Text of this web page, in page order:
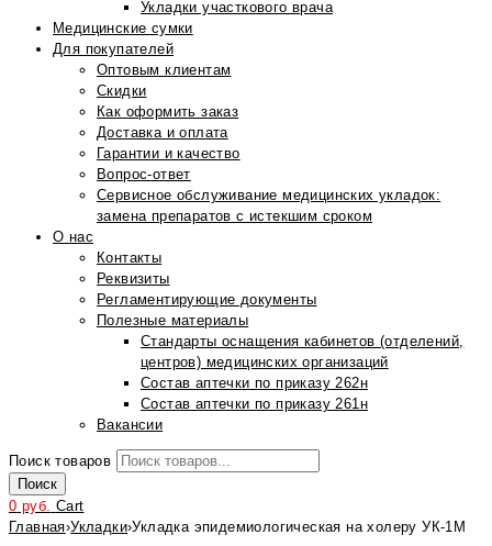
Укладки участкового врача
Медицинские сумки
Для покупателей
Оптовым клиентам
Скидки
Как оформить заказ
Доставка и оплата
Гарантии и качество
Вопрос-ответ
Сервисное обслуживание медицинских укладок:
замена препаратов с истекшим сроком
О нас
Контакты
Реквизиты
Регламентирующие документы
Полезные материалы
Стандарты оснащения кабинетов (отделений,
центров) медицинских организаций
Состав аптечки по приказу 262н
Состав аптечки по приказу 261н
Вакансии
Поиск товаров
Поиск
0 руб. Cart
Главная›Укладки›Укладка эпидемиологическая на холеру УК-1М